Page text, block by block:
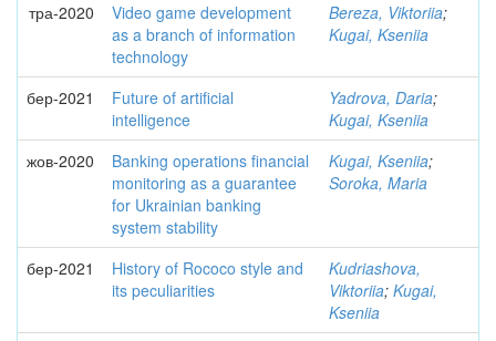
тра-2020
Video game development
as a branch of information
technology
Bereza, Viktoriia;
Kugai, Kseniia
бер-2021
Future of artificial
intelligence
Yadrova, Daria;
Kugai, Kseniia
жов-2020
Banking operations financial
monitoring as a guarantee
for Ukrainian banking
system stability
Kugai, Kseniia;
Soroka, Maria
бер-2021
History of Rococo style and
its peculiarities
Kudriashova,
Viktoriia; Kugai,
Kseniia